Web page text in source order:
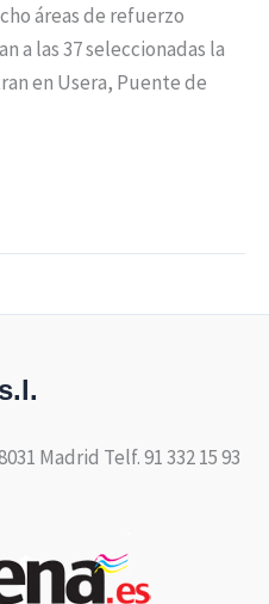
áreas de refuerzo
a las 37 seleccionadas la
en Usera, Puente de
Madrid Telf. 91 332 15 93